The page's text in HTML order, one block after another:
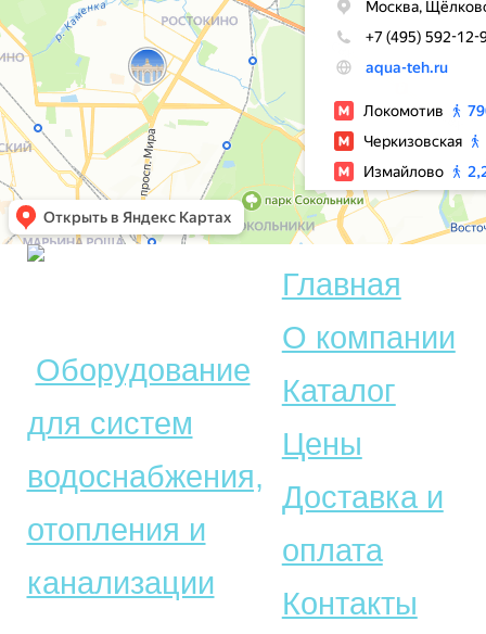
Оборудование
для систем
водоснабжения,
отопления и
канализации
Главная
О компании
Каталог
Цены
Доставка и
оплата
Контакты